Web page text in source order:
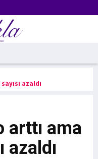
azaldı
arttı ama
azaldı